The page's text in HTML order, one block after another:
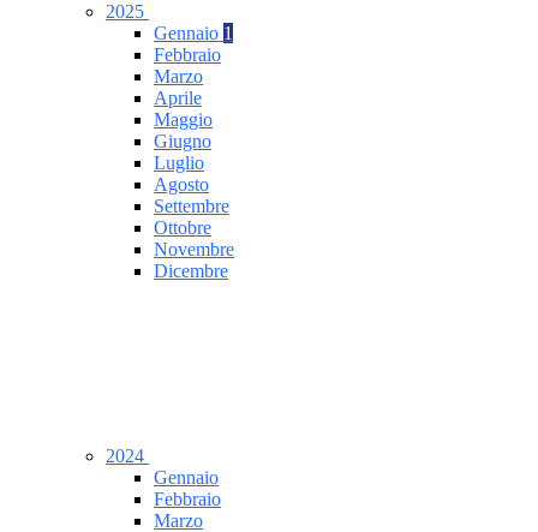
2025
Gennaio 1
Febbraio
Marzo
Aprile
Maggio
Giugno
Luglio
Agosto
Settembre
Ottobre
Novembre
Dicembre
2024
Gennaio
Febbraio
Marzo